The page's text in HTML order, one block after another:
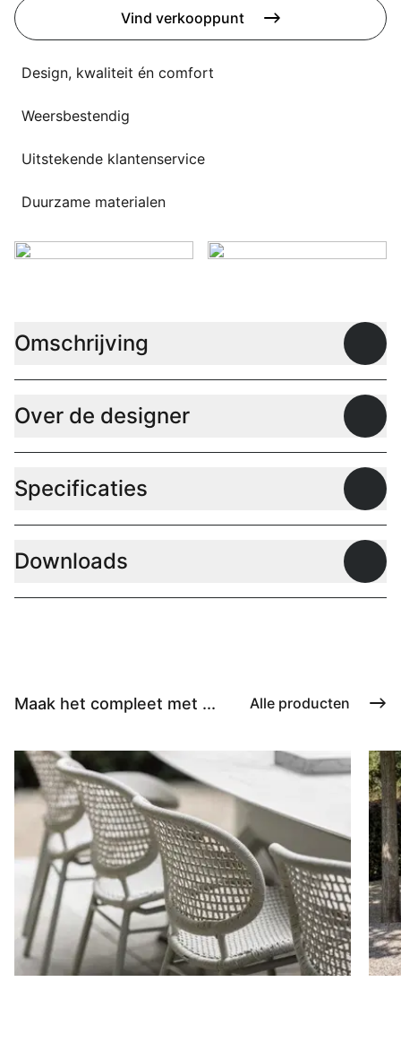
Flagship stores
Contact
Werken bij
Vind verkooppunt
Design, kwaliteit én comfort
Weersbestendig
Uitstekende klantenservice
Duurzame materialen
Omschrijving
Over de designer
Specificaties
Downloads
Maak het compleet met ... Alle producten